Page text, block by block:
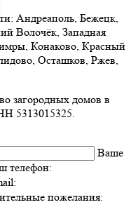
Андреаполь, Бежецк,
Волочёк, Западная
Конаково, Красный
Осташков, Ржев,
загородных домов в
5313015325.
Ваше
телефон:
пожелания: